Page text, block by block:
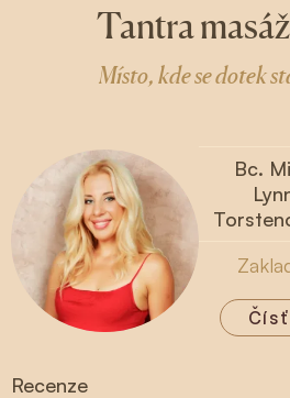
Tantra
Místo, kde se dotek
Bc.
Recenze